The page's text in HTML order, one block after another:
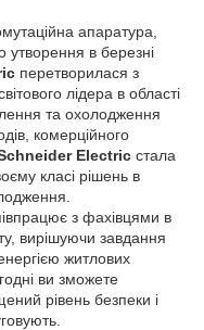
апаратура,
утворення в березні
перетворилася з
лідера в області
та охолодження
комерційного
Electric стала
класі рішень в
з фахівцями в
вирішуючи завдання
житлових
ви зможете
рівень безпеки і